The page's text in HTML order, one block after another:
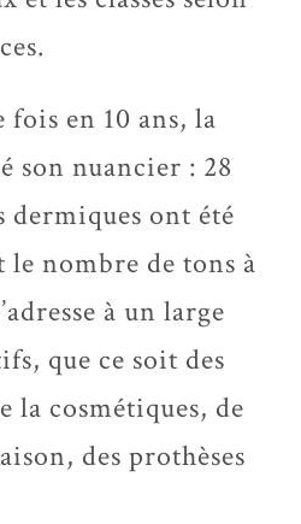
en 10 ans, la
son nuancier : 28
dermiques ont été
le nombre de tons à
à un large
que ce soit des
la cosmétiques, de
des prothèses